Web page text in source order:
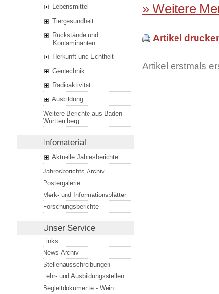
Lebensmittel
Tiergesundheit
Rückstände und
Kontaminanten
Herkunft und Echtheit
Gentechnik
Radioaktivität
Ausbildung
Weitere Berichte aus Baden-
Württemberg
Infomaterial
Aktuelle Jahresberichte
Jahresberichts-Archiv
Postergalerie
Merk- und Informationsblätter
Forschungsberichte
Unser Service
Links
News-Archiv
Stellenausschreibungen
Lehr- und Ausbildungsstellen
Begleitdokumente - Wein
» Weitere
Artikel
Artikel erstmals